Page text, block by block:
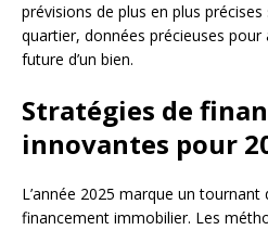
prévisions de plus en plus
quartier, données précieuses
future d’un bien.
Stratégies de
innovantes pour
L’année 2025 marque un
financement immobilier. Les